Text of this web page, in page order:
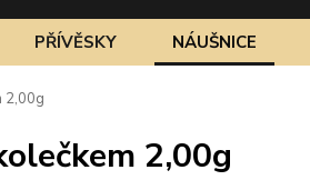
PŘÍVĚSKY NÁUŠNICE
2,00g
2,00g